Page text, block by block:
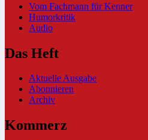
Vom Fachmann für Kenner
Humorkritik
Audio
Das Heft
Aktuelle Ausgabe
Abonnieren
Archiv
Kommerz